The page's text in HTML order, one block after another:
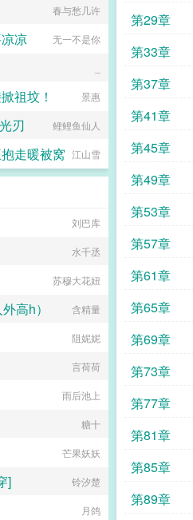
第29章
第33章
第37章
第41章
第45章
第49章
第53章
第57章
第61章
第65章
第69章
第73章
第77章
第81章
第85章
第89章
春与愁几许
凉 无一不是你
祖坟！ 景惠
刃 鲤鲤鱼仙人
走暖被窝 江山雪
刘巴库
水千丞
苏穆大花妞
高h） 含精量
阻妮妮
言荷荷
雨后池上
糖十
芒果妖妖
] 铃汐楚
月鸽